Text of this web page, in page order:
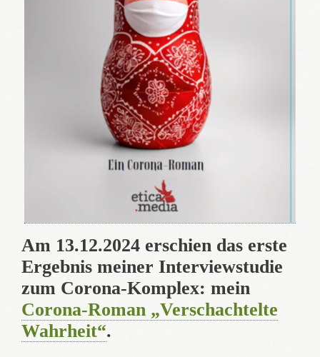
Am 13.12.2024 erschien das erste
Ergebnis meiner Interviewstudie
zum Corona-Komplex: mein
Corona-Roman „Verschachtelte
Wahrheit“.